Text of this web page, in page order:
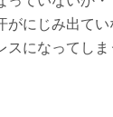
がにじみ出てい
スになってし